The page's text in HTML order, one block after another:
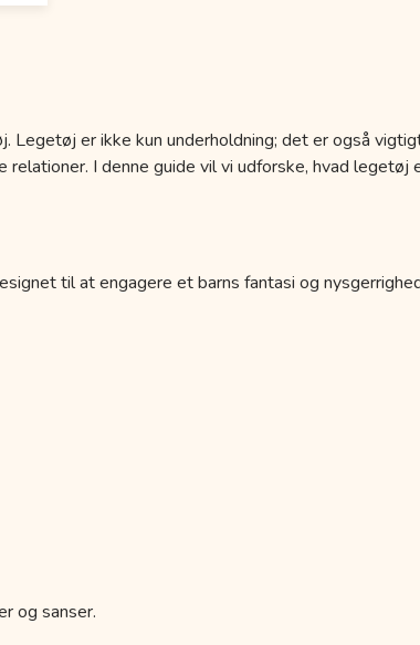
Legetøj er ikke kun underholdning; det er også
I denne guide vil vi udforske, hvad legetøj
til at engagere et barns fantasi og
og sanser.